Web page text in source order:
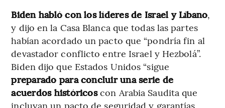
Biden habló con los líderes de Israel y Líbano,
y dijo en la Casa Blanca que todas las partes
habían acordado un pacto que “pondría fin al
devastador conflicto entre Israel y Hezbolá”.
Biden dijo que Estados Unidos “sigue
preparado para concluir una serie de
acuerdos históricoscon Arabia Saudita que
incluyan un pacto de seguridad y garantías